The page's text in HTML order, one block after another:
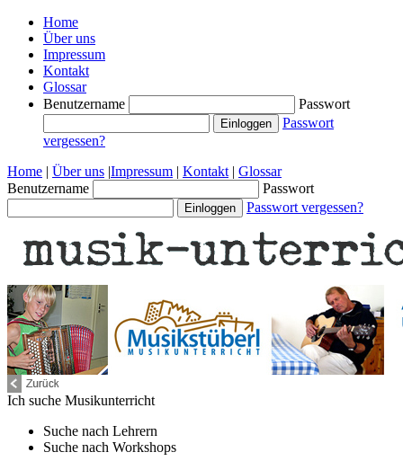
Home
Über uns
Impressum
Kontakt
Glossar
Benutzername
Passwort
Passwort
vergessen?
Home | Über uns |Impressum | Kontakt | Glossar
Benutzername
Passwort
Passwort vergessen?
Ich suche Musikunterricht
Suche nach Lehrern
Suche nach Workshops